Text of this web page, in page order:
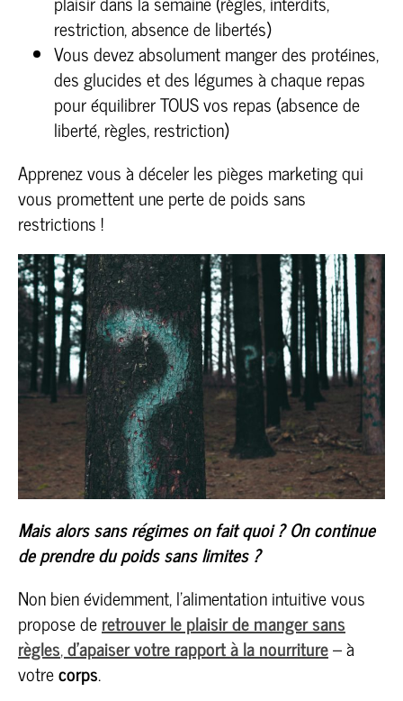
restriction, absence de libertés)
Vous devez absolument manger des protéines,
des glucides et des légumes à chaque repas
pour équilibrer TOUS vos repas (absence de
liberté, règles, restriction)
Apprenez vous à déceler les pièges marketing qui
vous promettent une perte de poids sans
restrictions !
Mais alors sans régimes on fait quoi ? On continue
de prendre du poids sans limites ?
Non bien évidemment, l’alimentation intuitive vous
propose deretrouver le plaisir de manger sans
règles,d’apaiser votre rapport à la nourriture– à
votrecorps.